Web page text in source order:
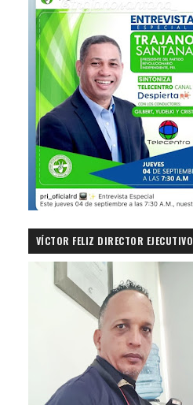
VÍCTOR FELIZ DIRECTOR EJECUTIVO
PRIMICIASDELSUR.COM